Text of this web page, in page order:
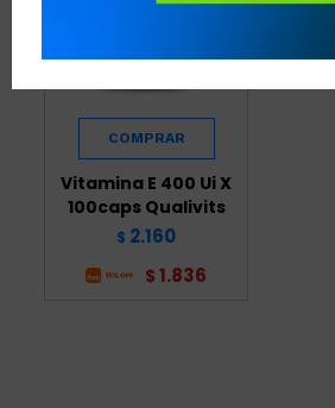
Vitamina E 400 Ui X
100caps Qualivits
$ 2.160
$ 1.836